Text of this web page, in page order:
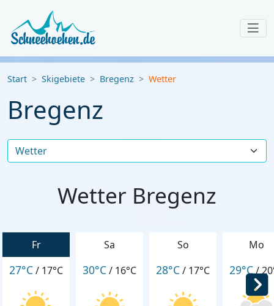
Start Skigebiete Bregenz Wetter
Bregenz
Wetter Bregenz
Fr
27°C/ 17°C
Sa
30°C/ 16°C
So
28°C/ 17°C
Mo
29°C/